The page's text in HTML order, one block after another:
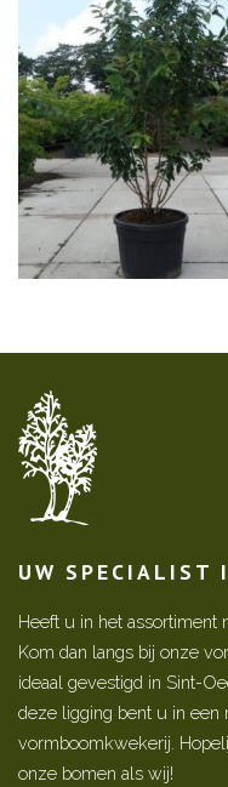
UW SPECIALIST
Heeft u in het assortiment
Kom dan langs bij onze
ideaal gevestigd in Sint-
deze ligging bent u in een
vormboomkwekerij.
onze bomen als wij!